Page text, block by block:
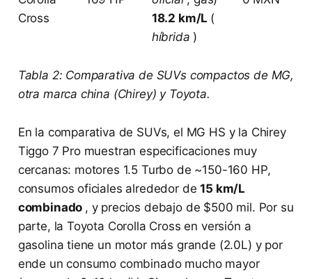
Cross
18.2 km/L (
híbrida )
Tabla 2: Comparativa de SUVs compactos de MG,
otra marca china (Chirey) y Toyota.
En la comparativa de SUVs, el MG HS y la Chirey
Tiggo 7 Pro muestran especificaciones muy
cercanas: motores 1.5 Turbo de ~150-160 HP,
consumos oficiales alrededor de15 km/L
combinado , y precios debajo de $500 mil. Por su
parte, la Toyota Corolla Cross en versión a
gasolina tiene un motor más grande (2.0L) y por
ende un consumo combinado mucho mayor